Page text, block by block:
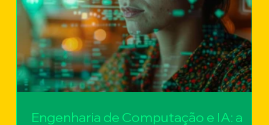
Engenharia de Computação e IA: a